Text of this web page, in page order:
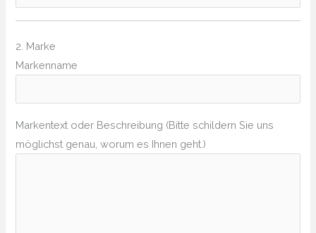
2. Marke
Markenname
Markentext oder Beschreibung (Bitte schildern Sie uns
möglichst genau, worum es Ihnen geht.)